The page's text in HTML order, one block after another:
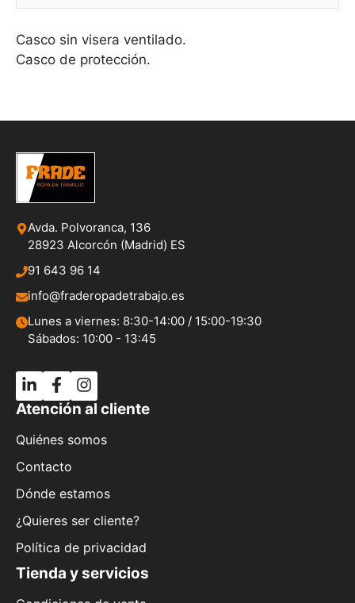
Casco sin visera ventilado.
Casco de protección.
Avda. Polvoranca, 136
28923 Alcorcón (Madrid) ES
91 643 96 14
info@fraderopadetrabajo.es
Lunes a viernes: 8:30-14:00 / 15:00-19:30
Sábados: 10:00 - 13:45
Atención al cliente
Quiénes somos
Contacto
Dónde estamos
¿Quieres ser cliente?
Política de privacidad
Tienda y servicios